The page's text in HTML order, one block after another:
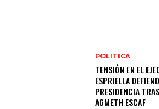
POLITICA
TENSIÓN EN EL
ESPRIELLA
PRESIDENCIA
AGMETH ESCAF